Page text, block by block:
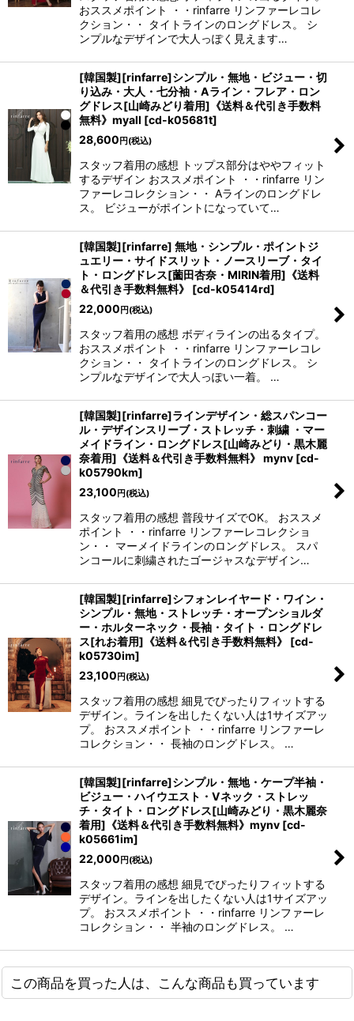
おススメポイント ・・rinfarre リンファーレコレ
クション・・ タイトラインのロングドレス。 シ
ンプルなデザインで大人っぽく見えます…
[韓国製][rinfarre]シンプル・無地・ビジュー・切
り込み・大人・七分袖・Aライン・フレア・ロン
グドレス[山崎みどり着用]《送料＆代引き手数料
無料》myall [cd-k05681t]
28,600 円 (税込)
スタッフ着用の感想 トップス部分はややフィット
するデザイン おススメポイント ・・rinfarre リン
ファーレコレクション・・ Aラインのロングドレ
ス。 ビジューがポイントになっていて…
[韓国製][rinfarre] 無地・シンプル・ポイントジ
ュエリー・サイドスリット・ノースリーブ・タイ
ト・ロングドレス[薗田杏奈・MIRIN着用]《送料
＆代引き手数料無料》
[cd-k05414rd]
22,000 円 (税込)
スタッフ着用の感想 ボディラインの出るタイプ。
おススメポイント ・・rinfarre リンファーレコレ
クション・・ タイトラインのロングドレス。 シ
ンプルなデザインで大人っぽい一着。 …
[韓国製][rinfarre]ラインデザイン・総スパンコー
ル・デザインスリーブ・ストレッチ・刺繍 ・マー
メイドライン・ロングドレス[山崎みどり・黒木麗
奈着用]《送料＆代引き手数料無料》 mynv [cd-
k05790km]
23,100 円 (税込)
スタッフ着用の感想 普段サイズでOK。 おススメ
ポイント ・・rinfarre リンファーレコレクショ
ン・・ マーメイドラインのロングドレス。 スパ
ンコールに刺繍されたゴージャスなデザイン…
[韓国製][rinfarre]シフォンレイヤード・ワイン・
シンプル・無地・ストレッチ・オープンショルダ
ー・ホルターネック・長袖・タイト・ロングドレ
ス[れお着用]《送料＆代引き手数料無料》
[cd-
k05730im]
23,100 円 (税込)
スタッフ着用の感想 細見でぴったりフィットする
デザイン。ラインを出したくない人は1サイズアッ
プ。 おススメポイント ・・rinfarre リンファーレ
コレクション・・ 長袖のロングドレス。 …
[韓国製][rinfarre]シンプル・無地・ケープ半袖・
ビジュー・ハイウエスト・Vネック・ストレッ
チ・タイト・ロングドレス[山崎みどり・黒木麗奈
着用]《送料＆代引き手数料無料》mynv [cd-
k05661im]
22,000 円 (税込)
スタッフ着用の感想 細見でぴったりフィットする
デザイン。ラインを出したくない人は1サイズアッ
プ。 おススメポイント ・・rinfarre リンファーレ
コレクション・・ 半袖のロングドレス。 …
この商品を買った人は、こんな商品も買っています